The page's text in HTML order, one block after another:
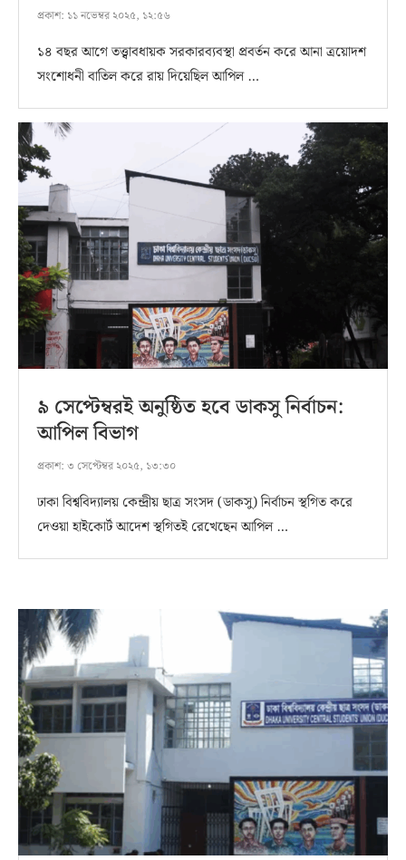
প্রকাশ: ১১ নভেম্বর ২০২৫, ১২:৫৬
১৪ বছর আগে তত্ত্বাবধায়ক সরকারব্যবস্থা প্রবর্তন করে আনা ত্রয়োদশ
সংশোধনী বাতিল করে রায় দিয়েছিল আপিল …
৯ সেপ্টেম্বরই অনুষ্ঠিত হবে ডাকসু নির্বাচন:
আপিল বিভাগ
প্রকাশ: ৩ সেপ্টেম্বর ২০২৫, ১৩:৩০
ঢাকা বিশ্ববিদ্যালয় কেন্দ্রীয় ছাত্র সংসদ (ডাকসু) নির্বাচন স্থগিত করে
দেওয়া হাইকোর্ট আদেশ স্থগিতই রেখেছেন আপিল …